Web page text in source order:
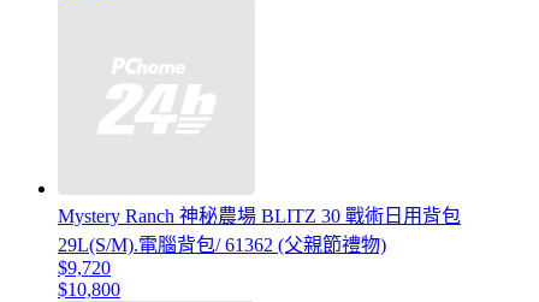
Mystery Ranch 神秘農場 BLITZ 30 戰術日用背包
29L(S/M).電腦背包/ 61362 (父親節禮物)
$9,720
$10,800